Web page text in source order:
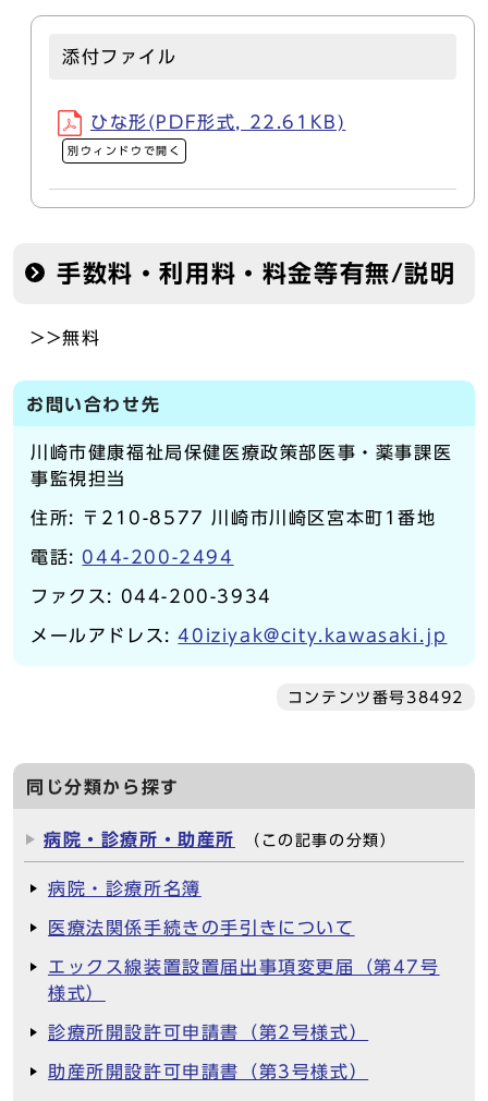
添付ファイル
ひな形(PDF形式, 22.61KB)
別ウィンドウで開く
手数料・利用料・料金等有無/説明
>>無料
お問い合わせ先
川崎市健康福祉局保健医療政策部医事・薬事課医
事監視担当
住所: 〒210-8577 川崎市川崎区宮本町1番地
電話: 044-200-2494
ファクス: 044-200-3934
メールアドレス:40iziyak@city.kawasaki.jp
コンテンツ番号38492
同じ分類から探す
病院・診療所・助産所 （この記事の分類）
病院・診療所名簿
医療法関係手続きの手引きについて
エックス線装置設置届出事項変更届（第47号
様式）
診療所開設許可申請書（第2号様式）
助産所開設許可申請書（第3号様式）